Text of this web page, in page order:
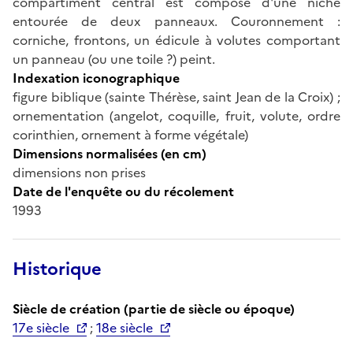
entourée de deux panneaux. Couronnement :
corniche, frontons, un édicule à volutes comportant
un panneau (ou une toile ?) peint.
Indexation iconographique
figure biblique (sainte Thérèse, saint Jean de la Croix) ;
ornementation (angelot, coquille, fruit, volute, ordre
corinthien, ornement à forme végétale)
Dimensions normalisées (en cm)
dimensions non prises
Date de l'enquête ou du récolement
1993
Historique
Siècle de création (partie de siècle ou époque)
17e siècle
;18e siècle